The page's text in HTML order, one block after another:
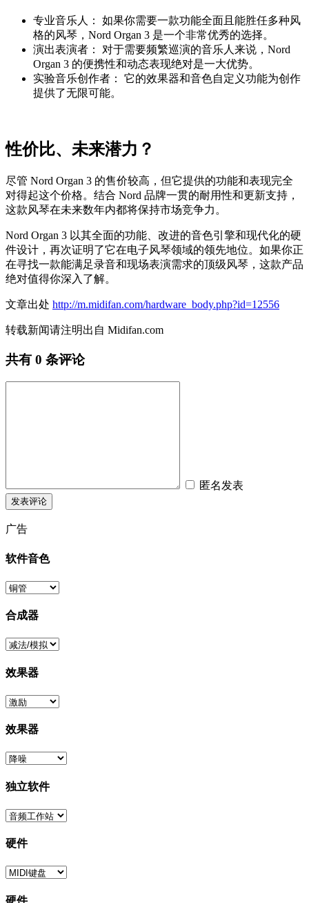
专业音乐人： 如果你需要一款功能全面且能胜任多种风
格的风琴，Nord Organ 3 是一个非常优秀的选择。
演出表演者： 对于需要频繁巡演的音乐人来说，Nord
Organ 3 的便携性和动态表现绝对是一大优势。
实验音乐创作者： 它的效果器和音色自定义功能为创作
提供了无限可能。
性价比、未来潜力？
尽管 Nord Organ 3 的售价较高，但它提供的功能和表现完全
对得起这个价格。结合 Nord 品牌一贯的耐用性和更新支持，
这款风琴在未来数年内都将保持市场竞争力。
Nord Organ 3 以其全面的功能、改进的音色引擎和现代化的硬
件设计，再次证明了它在电子风琴领域的领先地位。如果你正
在寻找一款能满足录音和现场表演需求的顶级风琴，这款产品
绝对值得你深入了解。
文章出处 http://m.midifan.com/hardware_body.php?id=12556
转载新闻请注明出自 Midifan.com
共有 0 条评论
匿名发表
广告
软件音色
合成器
效果器
效果器
独立软件
硬件
硬件